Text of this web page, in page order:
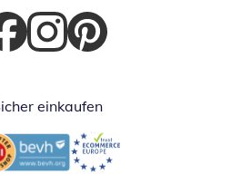
in neuem Fenster
Öffnet in neuem Fenster
Öffnet in neuem Fenster
einkaufen
in neuem FensterÖffnet in neuem Fenster